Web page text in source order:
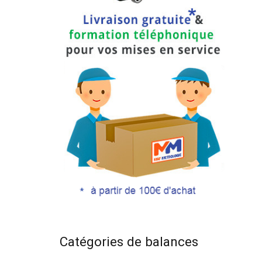
Catégories de balances